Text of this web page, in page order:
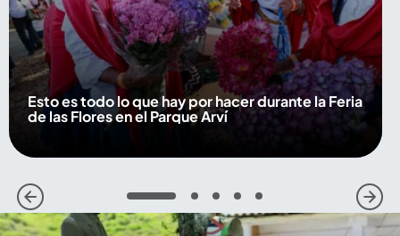
Esto es todo lo que hay por hacer durante la Feria
de las Flores en el Parque Arví
1 2 3 4 5